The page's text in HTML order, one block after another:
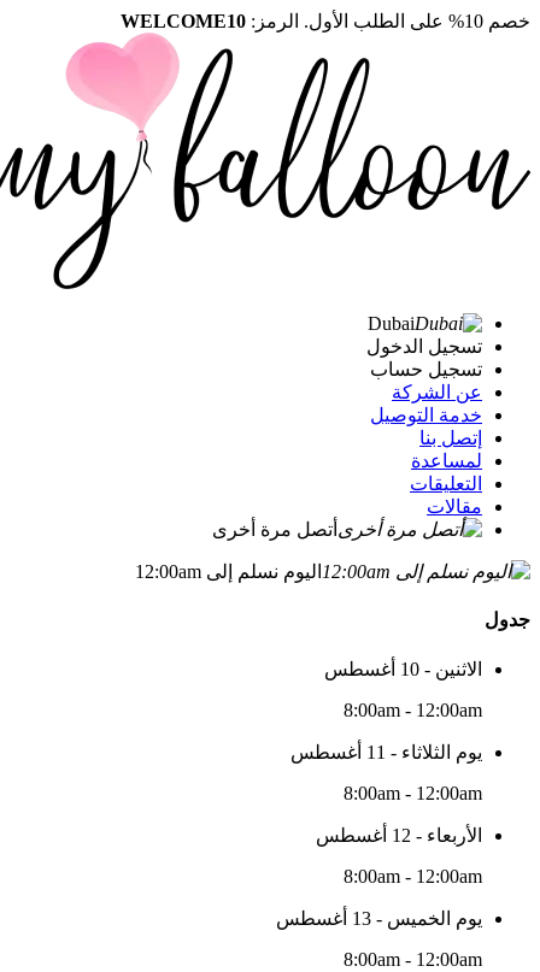
خصم 10% على الطلب الأول. الرمز: WELCOME10
Dubai
تسجيل الدخول
تسجيل حساب
عن الشركة
خدمة التوصيل
إتصل بنا
لمساعدة
التعليقات
مقالات
أتصل مرة أخرى
اليوم نسلم إلى 12:00am
جدول
الاثنين - 10 أغسطس
8:00am - 12:00am
يوم الثلاثاء - 11 أغسطس
8:00am - 12:00am
الأربعاء - 12 أغسطس
8:00am - 12:00am
يوم الخميس - 13 أغسطس
8:00am - 12:00am